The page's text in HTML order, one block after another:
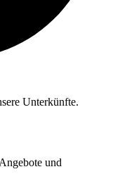
Unterkünfte.
und